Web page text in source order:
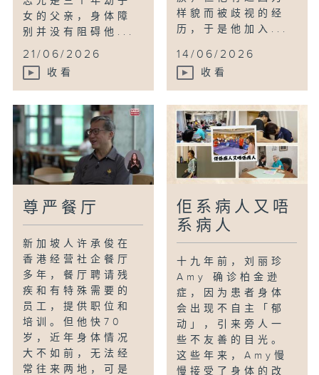
女的父亲，身体障
别并没有阻碍他...
21/06/2026
收看
样貌而被歧视的经
历，于是他加入...
14/06/2026
收看
尊严餐厅
新加坡人许承俊在
香港经营社企餐厅
多年，餐厅聘请残
疾和有特殊需要的
员工，提供职位和
培训。但他快70
岁，近年身体情况
大不如前，无法经
常往来两地，可是
佢系病人又唔
系病人
十九年前，刘丽珍
Amy 确诊柏金逊
症，因为患者身体
会出现不自主「郁
动」，引来旁人一
些不友善的目光。
这些年来，Amy慢
慢接受了身体的改